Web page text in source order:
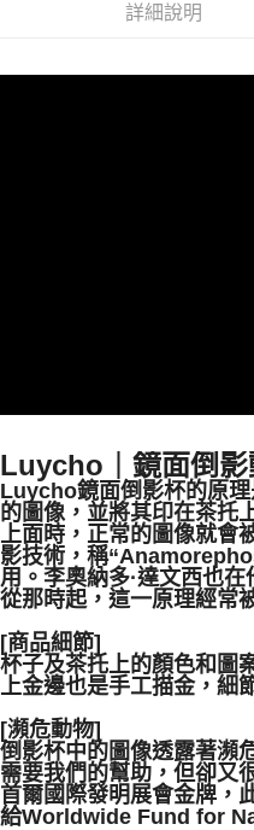
2.透過簡訊連結打開帳單後，可選
１．於結帳方式選擇「AFTEE先
３．收到繳費通知簡訊後14天內
４．使用「AFTEE先享後付」時
時審查核予不同之上限額度；若仍
請求用戶進行身份認證。
５．嚴禁一人註冊多個帳號或使用
恩沛科技股份有限公司將有權停止
詳細說明
Luycho｜鏡面倒
Luycho鏡面倒影杯的原
的圖像，並將其印在茶托
上面時，正常的圖像就會
影技術，稱
用。 李奧納多·達文西也
從那時起，這一原理經常
[商品細節]
杯子及茶托上的顏色和圖
上金邊也是手工描金，細
[瀕危動物]
倒影杯中的圖像透露著瀕
需要我們的幫助，但卻又
首爾國際發明展會金牌，
給Worldwide Fund for